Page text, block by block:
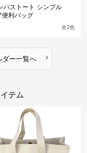
バストート シンプル
便利バッグ
全2色
ダー一覧へ ›
テム